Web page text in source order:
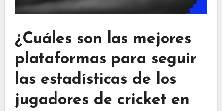
¿Cuáles son las mejores
plataformas para seguir
las estadísticas de los
jugadores de cricket en